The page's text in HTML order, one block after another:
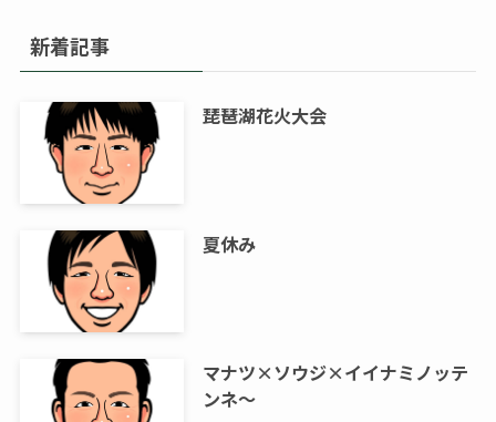
新着記事
琵琶湖花火大会
夏休み
マナツ×ソウジ×イイナミノッテ
ンネ～